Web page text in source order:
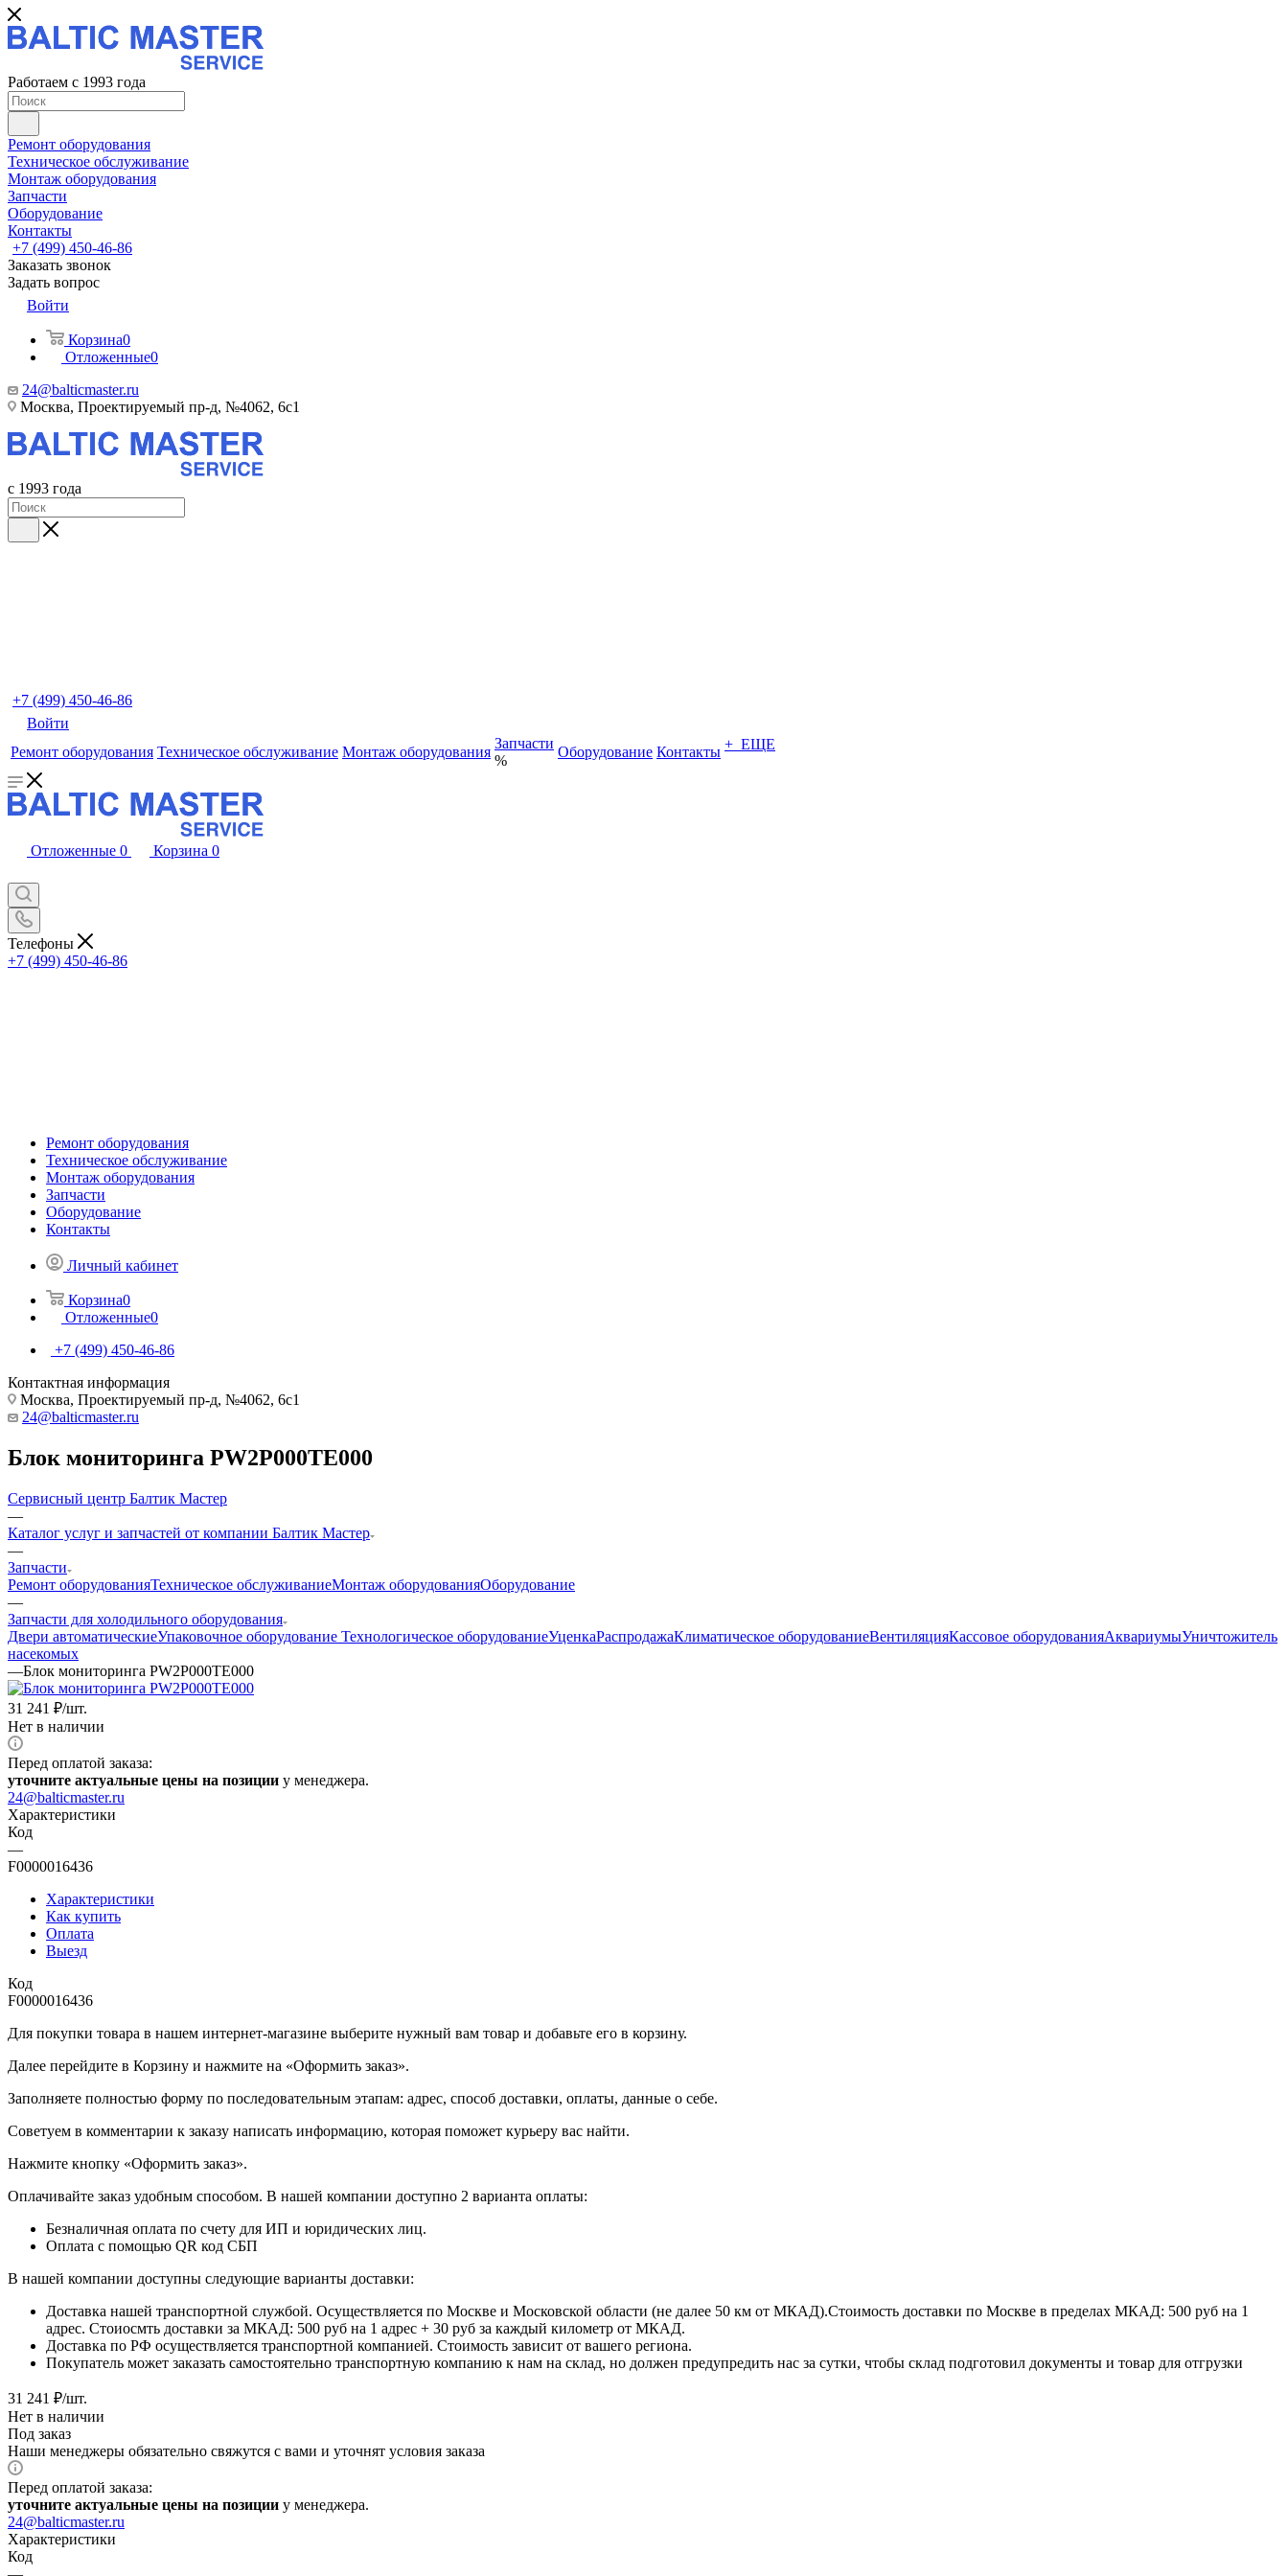
Работаем с 1993 года
Ремонт оборудования
Техническое обслуживание
Монтаж оборудования
Запчасти
Оборудование
Контакты
+7 (499) 450-46-86
Заказать звонок
Задать вопрос
Войти
Корзина0
Отложенные0
24@balticmaster.ru
Москва, Проектируемый пр-д, №4062, 6с1
с 1993 года
+7 (499) 450-46-86
Войти
Ремонт оборудования Техническое обслуживание Монтаж оборудования
Запчасти
%
Оборудование Контакты + ЕЩЕ
Отложенные 0 Корзина 0
Телефоны
+7 (499) 450-46-86
Ремонт оборудования
Техническое обслуживание
Монтаж оборудования
Запчасти
Оборудование
Контакты
Личный кабинет
Корзина0
Отложенные0
+7 (499) 450-46-86
Контактная информация
Москва, Проектируемый пр-д, №4062, 6с1
24@balticmaster.ru
Блок мониторинга PW2P000TE000
Сервисный центр Балтик Мастер
—
Каталог услуг и запчастей от компании Балтик Мастер
—
Запчасти
Ремонт оборудованияТехническое обслуживаниеМонтаж оборудованияОборудование
—
Запчасти для холодильного оборудования
Двери автоматическиеУпаковочное оборудование Технологическое оборудованиеУценкаРаспродажаКлиматическое оборудованиеВентиляцияКассовое оборудованияАквариумыУничтожитель
насекомых
—Блок мониторинга PW2P000TE000
31 241 ₽/шт.
Нет в наличии
Перед оплатой заказа:
уточните актуальные цены на позиции у менеджера.
24@balticmaster.ru
Характеристики
Код
—
F0000016436
Характеристики
Как купить
Оплата
Выезд
Код
F0000016436
Для покупки товара в нашем интернет-магазине выберите нужный вам товар и добавьте его в корзину.
Далее перейдите в Корзину и нажмите на «Оформить заказ».
​​​​​​​Заполняете полностью форму по последовательным этапам: адрес, способ доставки, оплаты, данные о себе.
​​​​​​​Советуем в комментарии к заказу написать информацию, которая поможет курьеру вас найти.
​​​​​​​Нажмите кнопку «Оформить заказ».
Оплачивайте заказ удобным способом. В нашей компании доступно 2 варианта оплаты:
Безналичная оплата по счету для ИП и юридических лиц.
Оплата с помощью QR код СБП
В нашей компании доступны следующие варианты доставки:
Доставка нашей транспортной службой. Осуществляется по Москве и Московской области (не далее 50 км от МКАД).Стоимость доставки по Москве в пределах МКАД: 500 руб на 1
адрес. Стоиосмть доставки за МКАД: 500 руб на 1 адрес + 30 руб за каждый километр от МКАД.
Доставка по РФ осуществляется транспортной компанией. Стоимость зависит от вашего региона.
Покупатель может заказать самостоятельно транспортную компанию к нам на склад, но должен предупредить нас за сутки, чтобы склад подготовил документы и товар для отгрузки
31 241 ₽/шт.
Нет в наличии
Под заказ
Наши менеджеры обязательно свяжутся с вами и уточнят условия заказа
Перед оплатой заказа:
уточните актуальные цены на позиции у менеджера.
24@balticmaster.ru
Характеристики
Код